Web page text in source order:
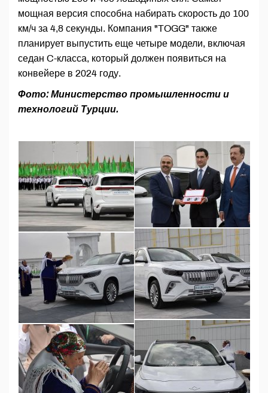
мощная версия способна набирать скорость до 100
км/ч за 4,8 секунды. Компания "TOGG" также
планирует выпустить еще четыре модели, включая
седан C-класса, который должен появиться на
конвейере в 2024 году.
Фото: Министерство промышленности и
технологий Турции.